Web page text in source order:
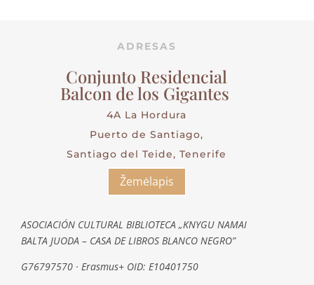
ADRESAS
Conjunto Residencial
Balcon de los Gigantes
4A La Hordura
Puerto de Santiago,
Santiago del Teide, Tenerife
Žemėlapis
ASOCIACIÓN CULTURAL BIBLIOTECA „KNYGU NAMAI
BALTA JUODA – CASA DE LIBROS BLANCO NEGRO”
G76797570 · Erasmus+ OID: E10401750